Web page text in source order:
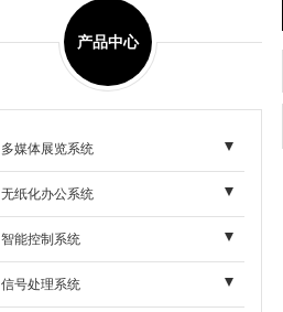
产品中心
多媒体展览系统
无纸化办公系统
智能控制系统
- 可编程中控
信号处理系统